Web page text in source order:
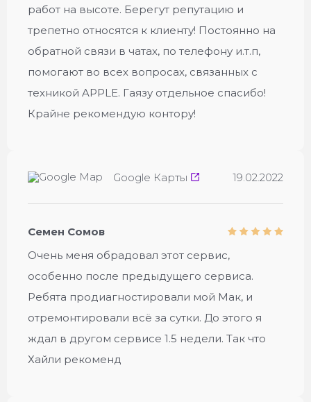
работ на высоте. Берегут репутацию и
трепетно относятся к клиенту! Постоянно на
обратной связи в чатах, по телефону и.т.п,
помогают во всех вопросах, связанных с
техникой APPLE. Гаязу отдельное спасибо!
Крайне рекомендую контору!
Google Карты 19.02.2022
Семен Сомов
Очень меня обрадовал этот сервис,
особенно после предыдущего сервиса.
Ребята продиагностировали мой Мак, и
отремонтировали всё за сутки. До этого я
ждал в другом сервисе 1.5 недели. Так что
Хайли рекоменд